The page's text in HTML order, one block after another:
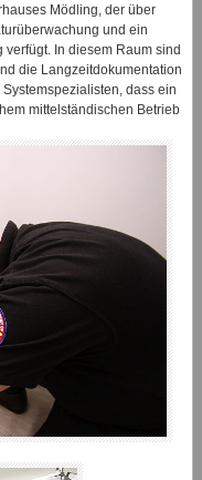
Mödling, der über
und ein
In diesem Raum sind
die Langzeitdokumentation
dass ein
mittelständischen Betrieb